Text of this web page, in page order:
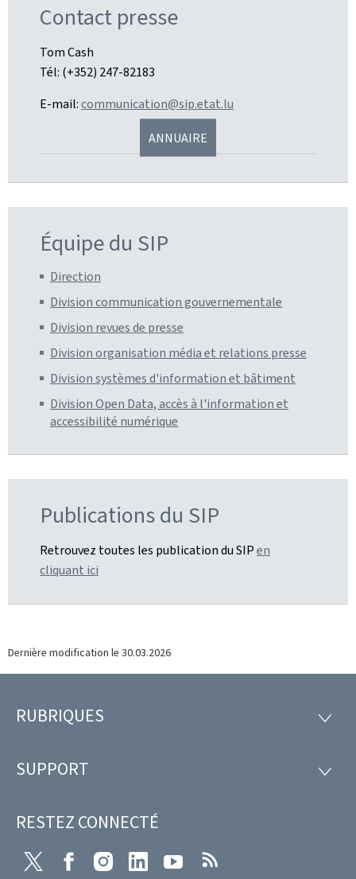
Contact presse
Tom Cash
Tél: (+352) 247-82183
E-mail:communication@sip.etat.lu
ANNUAIRE
Équipe du SIP
Direction
Division communication gouvernementale
Division revues de presse
Division organisation média et relations presse
Division systèmes d'information et bâtiment
Division Open Data, accès à l'information et
accessibilité numérique
Publications du SIP
Retrouvez toutes les publication du SIPen
cliquant ici
Dernière modification le 30.03.2026
Pied
page
RUBRIQUES
SUPPORT
RESTEZ CONNECTÉ
Twitter FacebookInstagramLinkedIn Youtube